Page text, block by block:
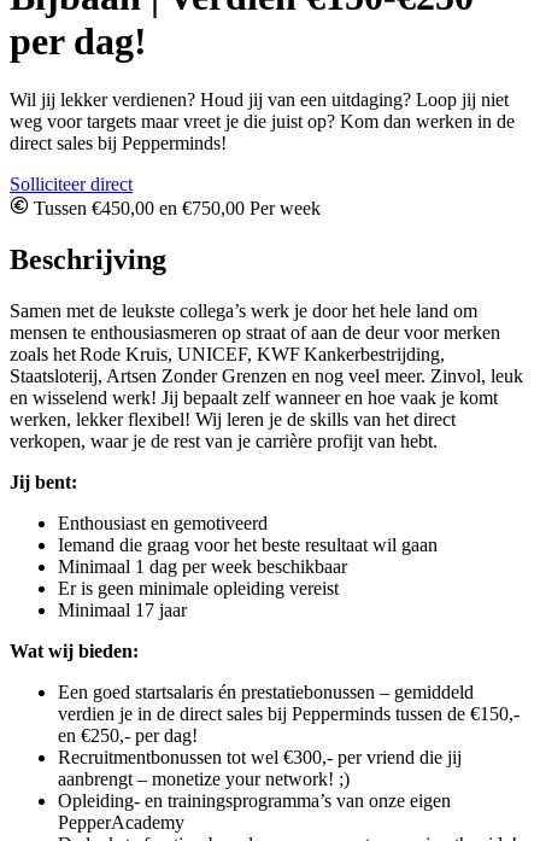
per dag!
Wil jij lekker verdienen? Houd jij van een uitdaging? Loop jij niet
weg voor targets maar vreet je die juist op? Kom dan werken in de
direct sales bij Pepperminds!
Solliciteer direct
Tussen €450,00 en €750,00 Per week
Beschrijving
Samen met de leukste collega’s werk je door het hele land om
mensen te enthousiasmeren op straat of aan de deur voor merken
zoals het Rode Kruis, UNICEF, KWF Kankerbestrijding,
Staatsloterij, Artsen Zonder Grenzen en nog veel meer. Zinvol, leuk
en wisselend werk! Jij bepaalt zelf wanneer en hoe vaak je komt
werken, lekker flexibel! Wij leren je de skills van het direct
verkopen, waar je de rest van je carrière profijt van hebt.
Jij bent:
Enthousiast en gemotiveerd
Iemand die graag voor het beste resultaat wil gaan
Minimaal 1 dag per week beschikbaar
Er is geen minimale opleiding vereist
Minimaal 17 jaar
Wat wij bieden:
Een goed startsalaris én prestatiebonussen – gemiddeld
verdien je in de direct sales bij Pepperminds tussen de €150,-
en €250,- per dag!
Recruitmentbonussen tot wel €300,- per vriend die jij
aanbrengt – monetize your network! ;)
Opleiding- en trainingsprogramma’s van onze eigen
PepperAcademy